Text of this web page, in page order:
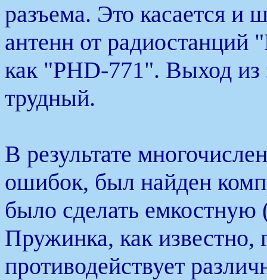
разъема. Это касается и
антенн от радиостанций
как "PHD-771". Выход из
трудный.
В результате
ошибок, был найден
было сделать
Пружинка, как известно,
противодействует